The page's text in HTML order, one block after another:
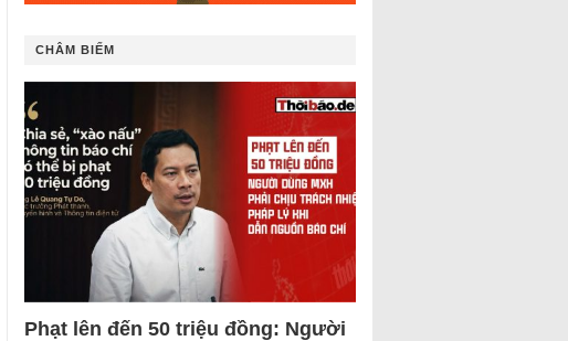
CHÂM BIẾM
Phạt lên đến 50 triệu đồng: Người